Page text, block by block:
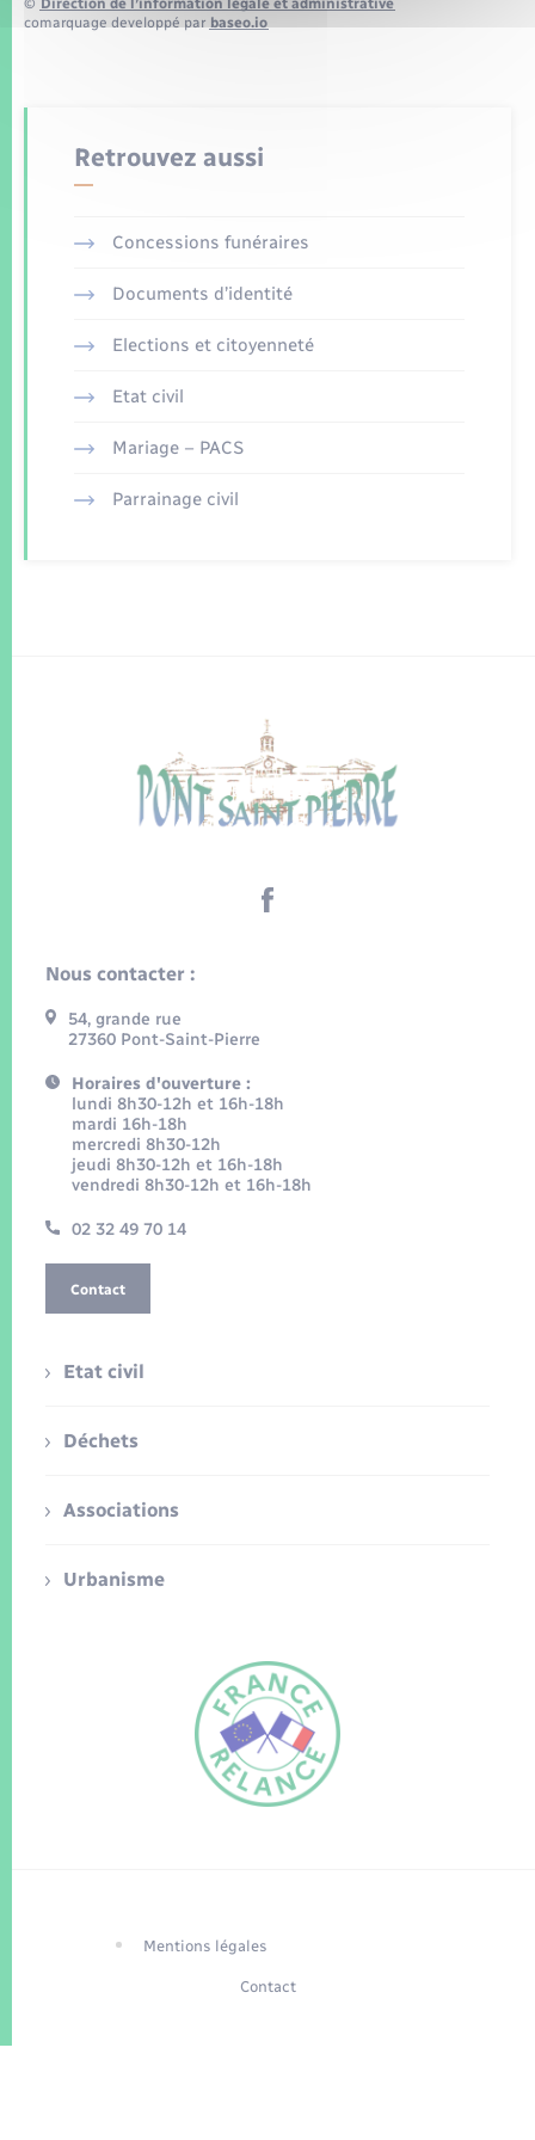
© Direction de l’information légale et administrative
comarquage developpé par baseo.io
Retrouvez aussi
Concessions funéraires
Documents d’identité
Elections et citoyenneté
Etat civil
Mariage – PACS
Parrainage civil
Nous contacter :
54, grande rue
27360 Pont-Saint-Pierre
Horaires d'ouverture :
lundi 8h30-12h et 16h-18h
mardi 16h-18h
mercredi 8h30-12h
jeudi 8h30-12h et 16h-18h
vendredi 8h30-12h et 16h-18h
02 32 49 70 14
Contact
Etat civil
Déchets
Associations
Urbanisme
Mentions légales
Contact